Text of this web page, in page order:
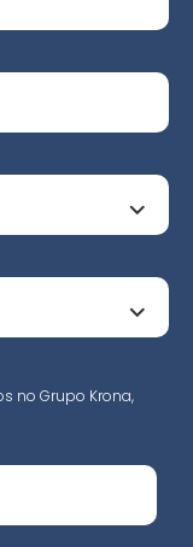
no Grupo Krona,